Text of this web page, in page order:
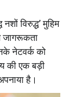
विरुद्ध’ मुहिम
जागरूकता
नेटवर्क को
की एक बड़ी
है।